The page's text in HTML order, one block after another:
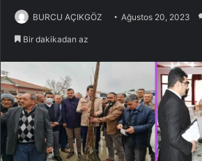
BURCU AÇIKGÖZ Ağustos 20, 2023
Bir dakikadan az